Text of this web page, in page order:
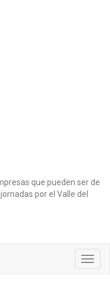
que pueden ser de
por el Valle del